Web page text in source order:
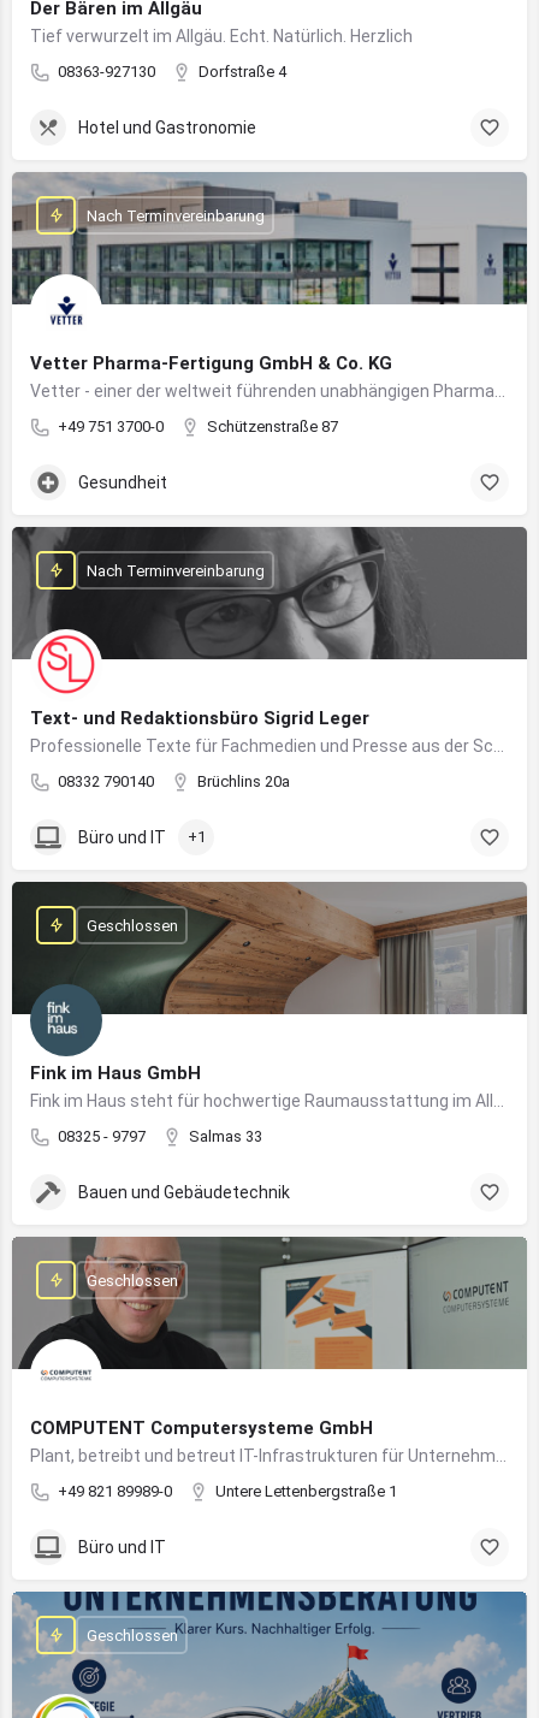
Der Bären im Allgäu
Tief verwurzelt im Allgäu. Echt. Natürlich. Herzlich
08363-927130 Dorfstraße 4
Hotel und Gastronomie
Vetter Pharma-Fertigung GmbH & Co. KG
+49 751 3700-0 Schützenstraße 87
Nach Terminvereinbarung
Gesundheit
Text- und Redaktionsbüro Sigrid Leger
08332 790140 Brüchlins 20a
Nach Terminvereinbarung
Büro und IT +1
Fink im Haus GmbH
08325 - 9797 Salmas 33
Geschlossen
Bauen und Gebäudetechnik
COMPUTENT Computersysteme GmbH
+49 821 89989-0 Untere Lettenbergstraße 1
Geschlossen
Büro und IT
Geschlossen